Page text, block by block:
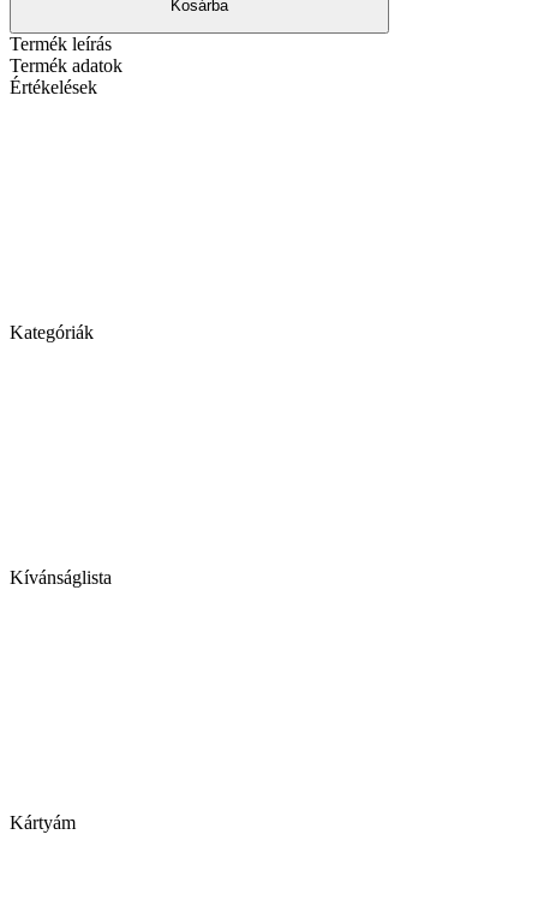
Kosárba
Termék leírás
Termék adatok
Értékelések
Kategóriák
Kívánságlista
Kártyám